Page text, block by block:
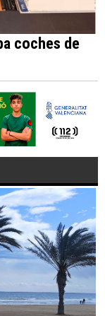
coches de